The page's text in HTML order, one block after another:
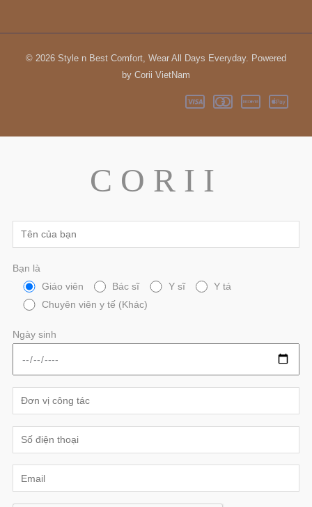
© 2026 Style n Best Comfort, Wear All Days Everyday. Powered
by Corii VietNam
C O R I I
Bạn là
Giáo viên
Bác sĩ Y sĩ
Y tá
Chuyên viên y tế (Khác)
Ngày sinh